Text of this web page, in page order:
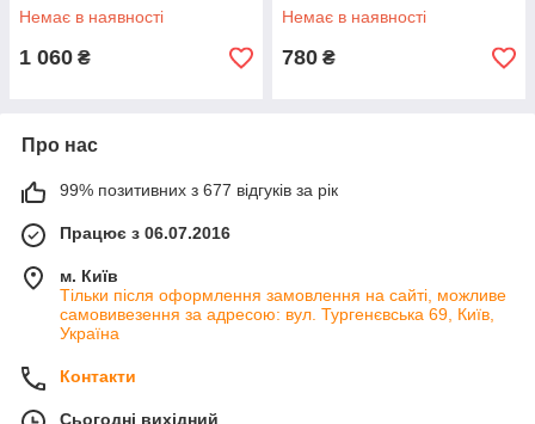
Немає в наявності
1 060 ₴
Немає в наявності
780 ₴
Про нас
99% позитивних з 677 відгуків за рік
Працює з 06.07.2016
м. Київ
Тільки після оформлення замовлення на сайті, можливе
самовивезення за адресою: вул. Тургенєвська 69, Київ,
Україна
Контакти
Сьогодні вихідний